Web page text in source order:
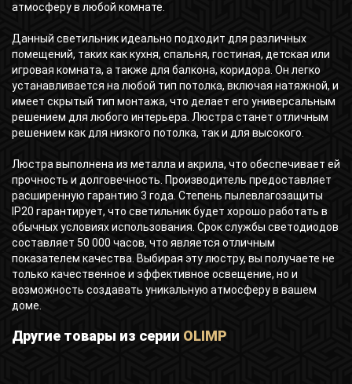
атмосферу в любой комнате.
Данный светильник идеально подходит для различных
помещений, таких как кухня, спальня, гостиная, детская или
игровая комната, а также для балкона, коридора. Он легко
устанавливается на любой тип потолка, включая натяжной, и
имеет скрытый тип монтажа, что делает его универсальным
решением для любого интерьера. Люстра станет отличным
решением как для низкого потолка, так и для высокого.
Люстра выполнена из металла и акрила, что обеспечивает ей
прочность и долговечность. Производитель предоставляет
расширенную гарантию 3 года. Степень пылевлагозащиты
IP20 гарантирует, что светильник будет хорошо работать в
обычных условиях использования. Срок службы светодиодов
составляет 50 000 часов, что является отличным
показателем качества. Выбирая эту люстру, вы получаете не
только качественное и эффективное освещение, но и
возможность создавать уникальную атмосферу в вашем
доме.
Другие товары из серии OLIMP